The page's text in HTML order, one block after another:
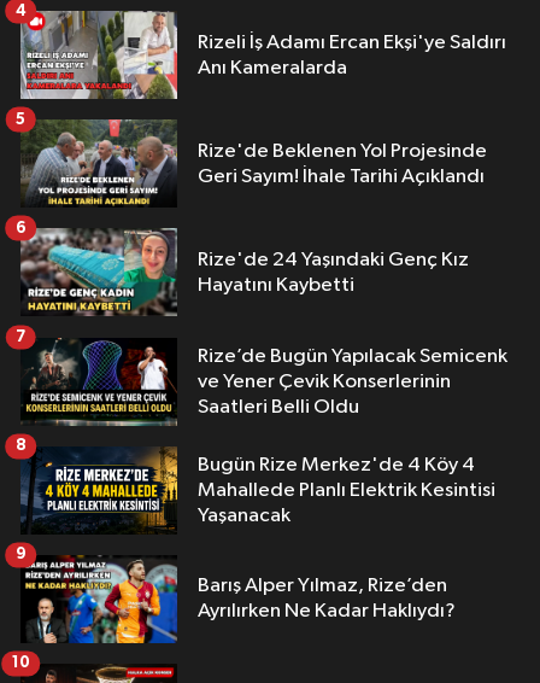
Rizeli İş Adamı Ercan Ekşi'ye Saldırı
Anı Kameralarda
4
Rize'de Beklenen Yol Projesinde
Geri Sayım! İhale Tarihi Açıklandı
5
Rize'de 24 Yaşındaki Genç Kız
Hayatını Kaybetti
6
Rize’de Bugün Yapılacak Semicenk
ve Yener Çevik Konserlerinin
Saatleri Belli Oldu
7
Bugün Rize Merkez'de 4 Köy 4
Mahallede Planlı Elektrik Kesintisi
Yaşanacak
8
Barış Alper Yılmaz, Rize’den
Ayrılırken Ne Kadar Haklıydı?
9
10